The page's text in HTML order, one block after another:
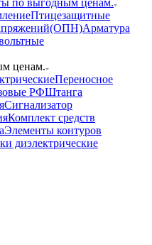
Птицезащитные
Арматура
ценам.
Переносное
РФШтанга
Сигнализатор
Комплект средств
Элементы контуров
диэлектрические